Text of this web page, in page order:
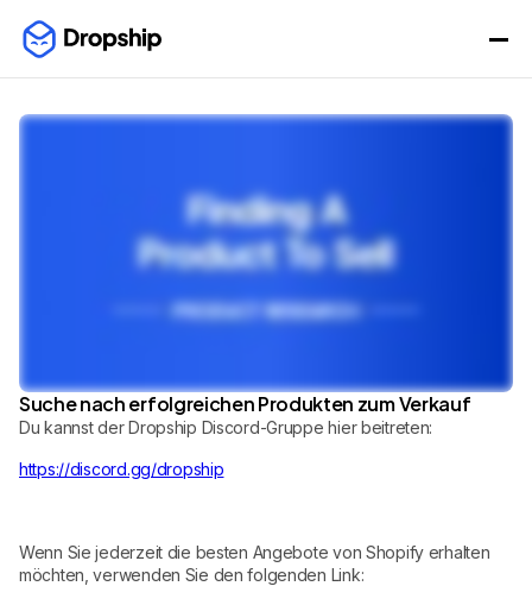
Suche nach erfolgreichen Produkten zum Verkauf
Du kannst der Dropship Discord-Gruppe hier beitreten:
https://discord.gg/dropship
Wenn Sie jederzeit die besten Angebote von Shopify erhalten
möchten, verwenden Sie den folgenden Link: